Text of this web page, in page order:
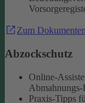
Zum
Abzockschutz
Online-
Abmahnungs-
Praxis-Tipps